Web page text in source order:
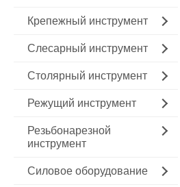
Крепежный инструмент
Слесарный инструмент
Столярный инструмент
Режущий инструмент
Резьбонарезной
инструмент
Силовое оборудование